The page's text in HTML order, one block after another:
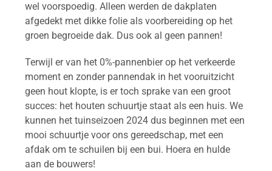
wel voorspoedig. Alleen werden de dakplaten
afgedekt met dikke folie als voorbereiding op het
groen begroeide dak. Dus ook al geen pannen!
Terwijl er van het 0%-pannenbier op het verkeerde
moment en zonder pannendak in het vooruitzicht
geen hout klopte, is er toch sprake van een groot
succes: het houten schuurtje staat als een huis.We
kunnen het tuinseizoen 2024 dus beginnen met een
mooi schuurtje voor ons gereedschap, met een
afdak om te schuilen bij een bui. Hoera en hulde
aan de bouwers!